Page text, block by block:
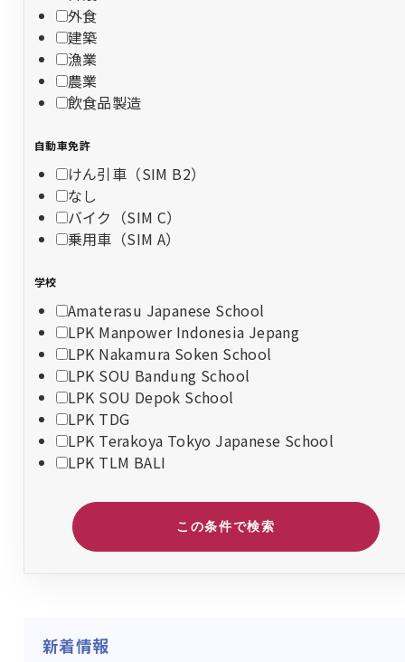
外食
建築
漁業
農業
飲食品製造
自動車免許
けん引車（SIM B2）
なし
バイク（SIM C）
乗用車（SIM A）
学校
Amaterasu Japanese School
LPK Manpower Indonesia Jepang
LPK Nakamura Soken School
LPK SOU Bandung School
LPK SOU Depok School
LPK TDG
LPK Terakoya Tokyo Japanese School
LPK TLM BALI
この条件で検索
新着情報